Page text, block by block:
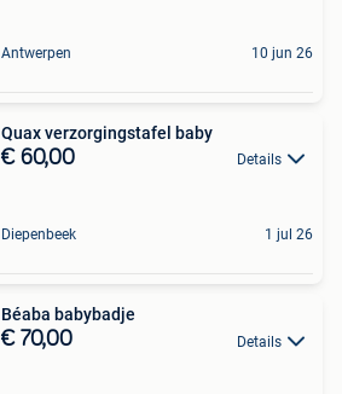
Antwerpen 10 jun 26
Quax verzorgingstafel baby
€ 60,00 Details
Diepenbeek 1 jul 26
Béaba babybadje
€ 70,00 Details